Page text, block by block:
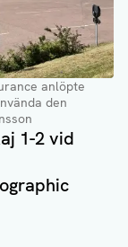
anlöpte
den
1-2 vid